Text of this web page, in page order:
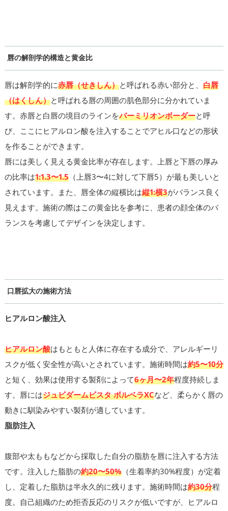
唇の解剖学的構造と黄金比
唇は解剖学的に赤唇（せきしん）と呼ばれる赤い部分と、 白唇
（はくしん）と呼ばれる唇の周囲の肌色部分に分かれていま
す。赤唇と白唇の境目のラインをバーミリオンボーダーと呼
び、ここにヒアルロン酸を注入することでアヒル口などの形状
を作ることができます。
唇には美しく見える黄金比率が存在します。上唇と下唇の厚み
の比率は1:1.3〜1.5（上唇3〜4に対して下唇5）が最も美しいと
されています。また、唇全体の縦横比は縦1:横3がバランス良く
見えます。施術の際はこの黄金比を参考に、患者の顔全体のバ
ランスを考慮してデザインを決定します。
口唇拡大の施術方法
ヒアルロン酸注入
ヒアルロン酸はもともと人体に存在する成分で、アレルギーリ
スクが低く安全性が高いとされています。施術時間は約5〜10分
と短く、効果は使用する製剤によって6ヶ月〜2年程度持続しま
す。唇にはジュビダームビスタ ボルベラXCなど、柔らかく唇の
動きに馴染みやすい製剤が適しています。
脂肪注入
腹部や太ももなどから採取した自分の脂肪を唇に注入する方法
です。注入した脂肪の約20〜50%（生着率約30%程度）が定着
し、定着した脂肪は半永久的に残ります。施術時間は約30分程
度。自己組織のため拒否反応のリスクが低いですが、ヒアルロ